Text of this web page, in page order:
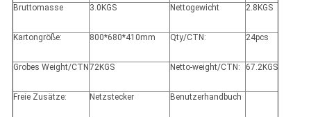
Bruttomasse 3.0KGS Nettogewicht 2.8KGS
Kartongröße: 800*680*410mm Qty/CTN: 24pcs
Grobes Weight/CTN 72KGS Netto-weight/CTN: 67.2KGS
Freie Zusätze: Netzstecker Benutzerhandbuch